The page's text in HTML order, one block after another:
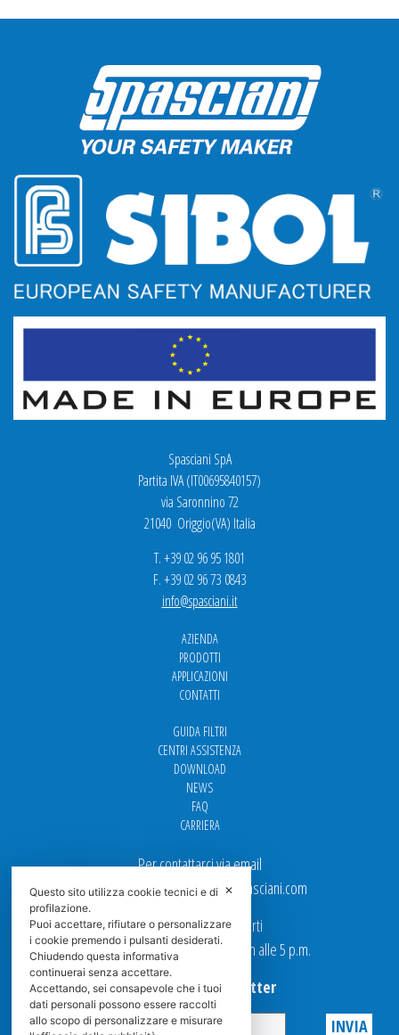
Spasciani SpA
Partita IVA (IT00695840157)
via Saronnino 72
21040 Origgio(VA) Italia
T. +39 02 96 95 1801
F. +39 02 96 73 0843
info@spasciani.it
AZIENDA
PRODOTTI
APPLICAZIONI
CONTATTI
GUIDA FILTRI
CENTRI ASSISTENZA
DOWNLOAD
NEWS
FAQ
CARRIERA
Per contattarci via email
Ufficio Vendite: italy.sales@spasciani.com
I nostri uffici sono aperti
dal Lunedi al Venerdi dalle 9 a.m alle 5 p.m.
Iscriviti alla Newsletter
✕
Questo sito utilizza cookie tecnici e di
profilazione.
Puoi accettare, rifiutare o personalizzare
i cookie premendo i pulsanti desiderati.
Chiudendo questa informativa
continuerai senza accettare.
Accettando, sei consapevole che i tuoi
dati personali possono essere raccolti
allo scopo di personalizzare e misurare